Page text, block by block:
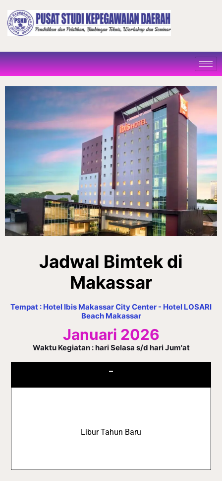
Jadwal Bimtek di
Makassar
Tempat : Hotel Ibis Makassar City Center - Hotel LOSARI
Beach Makassar
Januari 2026
Waktu Kegiatan : hari Selasa s/d hari Jum'at
–
Libur Tahun Baru